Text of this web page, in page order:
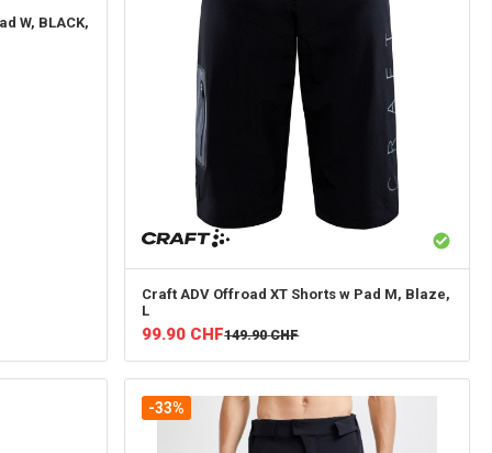
W, BLACK,
Craft ADV Offroad XT Shorts w Pad M, Blaze,
L
99.90 CHF149.90 CHF
-33%